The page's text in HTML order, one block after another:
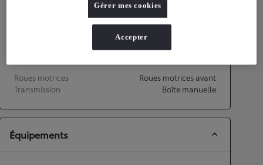
Accélération 0-100km/h
14,9
Roues motrices
Roues motrices avant
Transmission
Boîte manuelle
Équipements
Gérer mes cookies
Accepter